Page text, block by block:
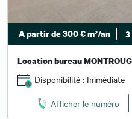
A partir de 300 € m²/an 3
Location bureau
Disponibilité : Immédiate
Afficher le numéro